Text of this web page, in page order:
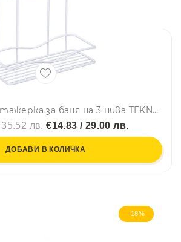
Правоъгълна етажерка за баня на 3 нива TEKNO TEL BK 013, 30х12х54 см, Закрепване с дюбел, Бял
лв.€14.83 / 29.00 лв.
ДОБАВИ В КОЛИЧКА
-18%